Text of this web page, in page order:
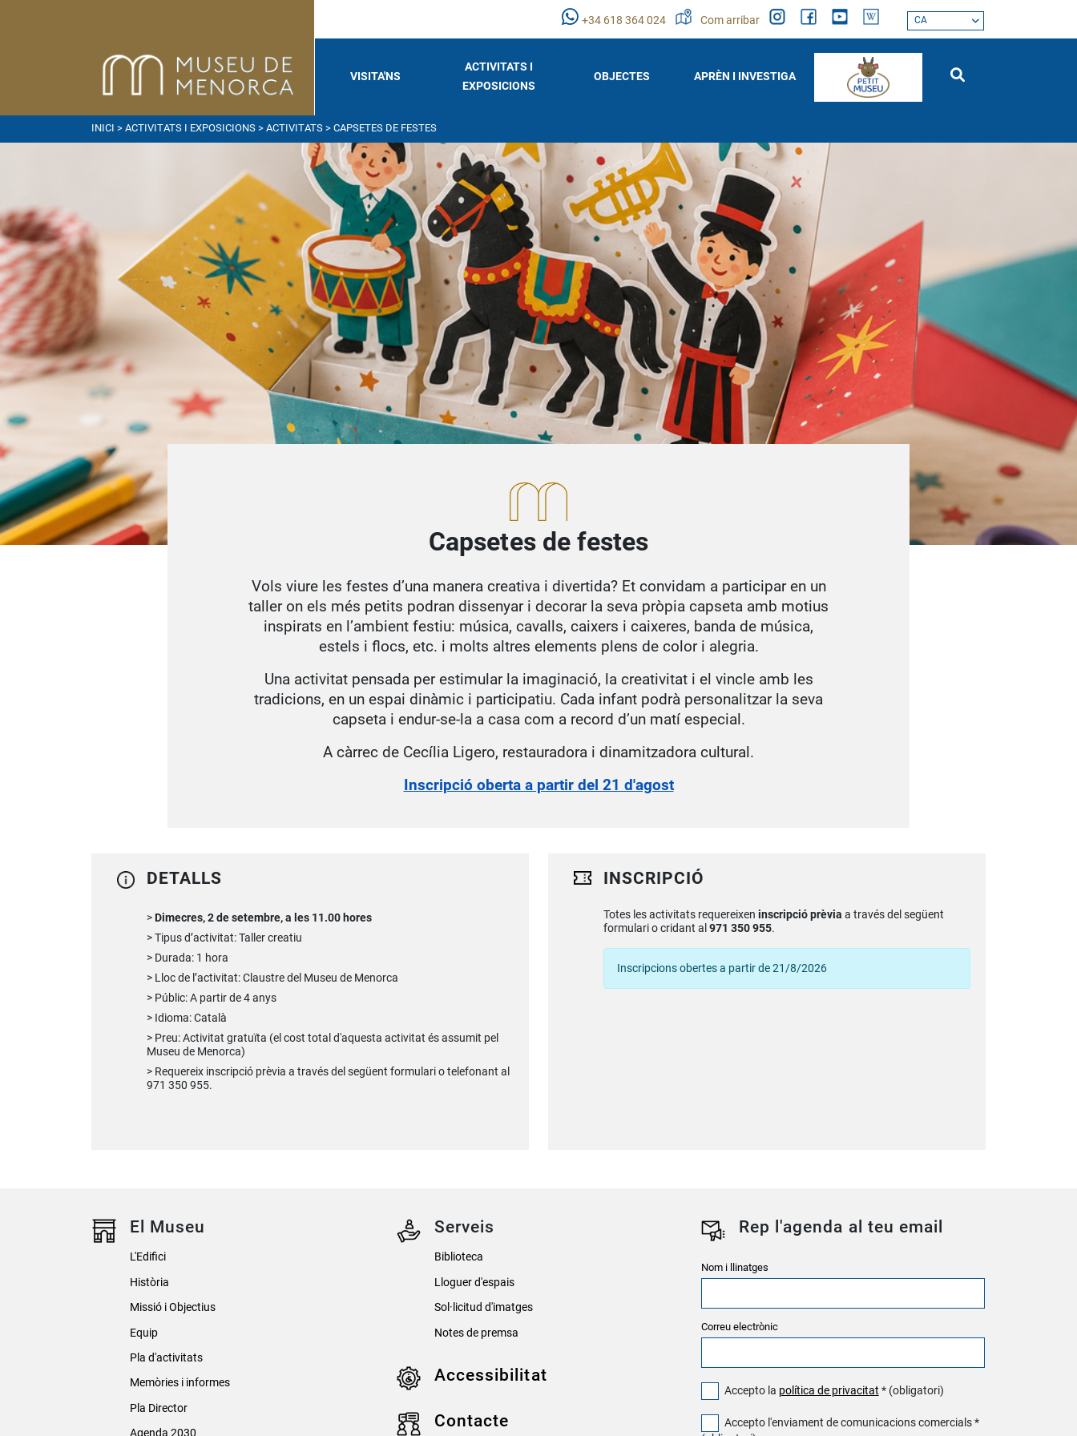
+34 618 364 024 Com arribar CA
VISITA'NS
ACTIVITATS I
EXPOSICIONS
OBJECTES APRÈN I INVESTIGA
INICI > ACTIVITATS I EXPOSICIONS > ACTIVITATS > CAPSETES DE FESTES
Capsetes de festes
Vols viure les festes d’una manera creativa i divertida? Et convidam a participar en un
taller on els més petits podran dissenyar i decorar la seva pròpia capseta amb motius
inspirats en l’ambient festiu: música, cavalls, caixers i caixeres, banda de música,
estels i flocs, etc. i molts altres elements plens de color i alegria.
Una activitat pensada per estimular la imaginació, la creativitat i el vincle amb les
tradicions, en un espai dinàmic i participatiu. Cada infant podrà personalitzar la seva
capseta i endur-se-la a casa com a record d’un matí especial.
A càrrec de Cecília Ligero, restauradora i dinamitzadora cultural.
Inscripció oberta a partir del 21 d'agost
DETALLS
Dimecres, 2 de setembre, a les 11.00 hores
Tipus d’activitat: Taller creatiu
Durada: 1 hora
Lloc de l’activitat: Claustre del Museu de Menorca
Públic: A partir de 4 anys
Idioma: Català
Preu: Activitat gratuïta (el cost total d'aquesta activitat és assumit pel
Museu de Menorca)
Requereix inscripció prèvia a través del següent formulari o telefonant al
971 350 955.
INSCRIPCIÓ
Totes les activitats requereixen inscripció prèvia a través del següent
formulari o cridant al 971 350 955.
Inscripcions obertes a partir de 21/8/2026
El Museu
L'Edifici
Història
Missió i Objectius
Equip
Pla d'activitats
Memòries i informes
Pla Director
Agenda 2030
Serveis
Biblioteca
Lloguer d'espais
Sol·licitud d'imatges
Notes de premsa
Accessibilitat
Contacte
Rep l'agenda al teu email
Nom i llinatges
Correu electrònic
Accepto la política de privacitat * (obligatori)
Accepto l'enviament de comunicacions comercials *